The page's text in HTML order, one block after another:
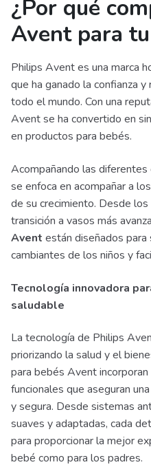
¿Por qué
Avent para
Philips Avent es una marca
que ha ganado la confianza
todo el mundo. Con una
Avent se ha convertido en
en productos para bebés.
Acompañando las
se enfoca en acompañar a
de su crecimiento. Desde
transición a vasos más
Avent están diseñados
cambiantes de los niños y
Tecnología innovadora
saludable
La tecnología de Philips
priorizando la salud y el
para bebés Avent
funcionales que aseguran
y segura. Desde sistemas
suaves y adaptadas, cada
para proporcionar la mejor
bebé como para los padres.